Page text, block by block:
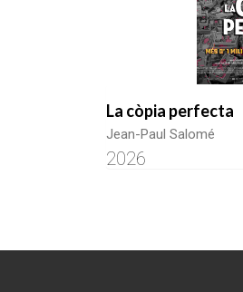
La còpia perfecta
Jean-Paul Salomé
2026